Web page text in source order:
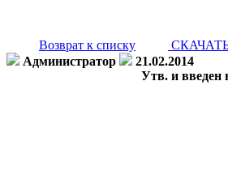
Возврат к списку
Администратор
21.02.2014
Утв. и введен